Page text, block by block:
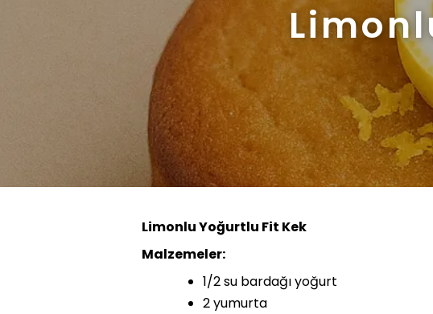
Limonlu Yoğurtlu Fit Kek
Malzemeler:
1/2 su bardağı yoğurt
2 yumurta